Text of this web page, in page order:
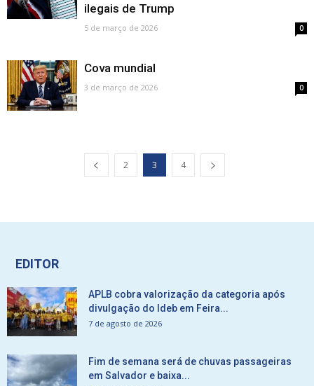
ilegais de Trump
5 de março de 2026 0
Cova mundial
3 de março de 2026 0
2 3 4
EDITOR
APLB cobra valorização da categoria após
divulgação do Ideb em Feira...
7 de agosto de 2026
Fim de semana será de chuvas passageiras
em Salvador e baixa...